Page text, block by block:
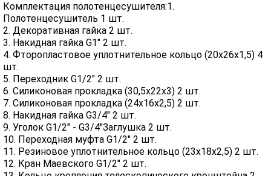
Комплектация полотенцесушителя:1.
Полотенцесушитель 1 шт.
2. Декоративная гайка 2 шт.
3. Накидная гайка G1" 2 шт.
4. Фторопластовое уплотнительное кольцо (20х26х1,5) 4
шт.
5. Переходник G1/2" 2 шт.
6. Силиконовая прокладка (30,5х22х3) 2 шт.
7. Силиконовая прокладка (24х16х2,5) 2 шт.
8. Накидная гайка G3/4" 2 шт.
9. Уголок G1/2" - G3/4"Заглушка 2 шт.
10. Переходная муфта G1/2" 2 шт.
11. Резиновое уплотнительное кольцо (23х18х2,5) 2 шт.
12. Кран Маевского G1/2" 2 шт.